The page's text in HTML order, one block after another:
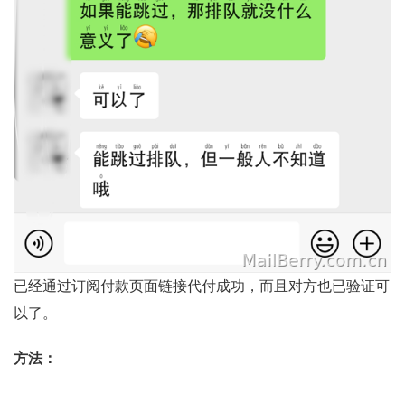
已经通过订阅付款页面链接代付成功，而且对方也已验证可
以了。
方法：